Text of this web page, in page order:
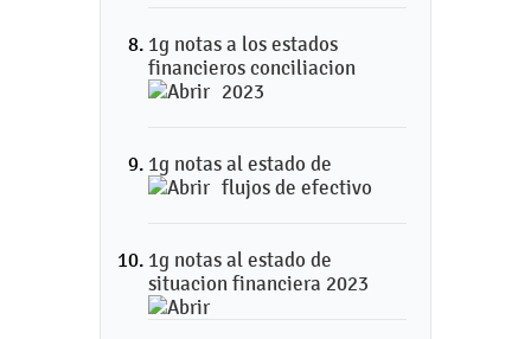
1g notas a los estados
financieros conciliacion
2023
1g notas al estado de
flujos de efectivo
1g notas al estado de
situacion financiera 2023